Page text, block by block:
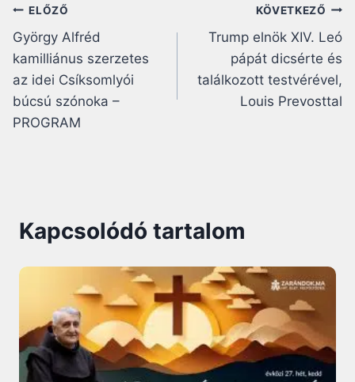
Bejegyzés
navigáció
ELŐZŐ
György Alfréd
kamilliánus szerzetes
az idei Csíksomlyói
búcsú szónoka –
PROGRAM
KÖVETKEZŐ
Trump elnök XIV. Leó
pápát dicsérte és
találkozott testvérével,
Louis Prevosttal
Kapcsolódó tartalom